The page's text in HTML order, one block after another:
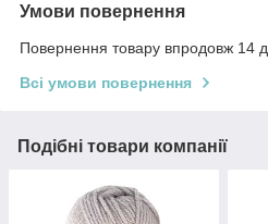
Умови повернення
Повернення товару впродовж 14
Всі умови повернення
Подібні товари компанії